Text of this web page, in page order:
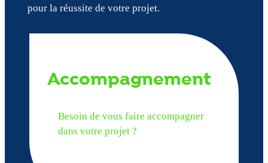
pour la réussite de votre projet.
Accompagnement
Besoin de vous faire accompagner
dans votre projet ?